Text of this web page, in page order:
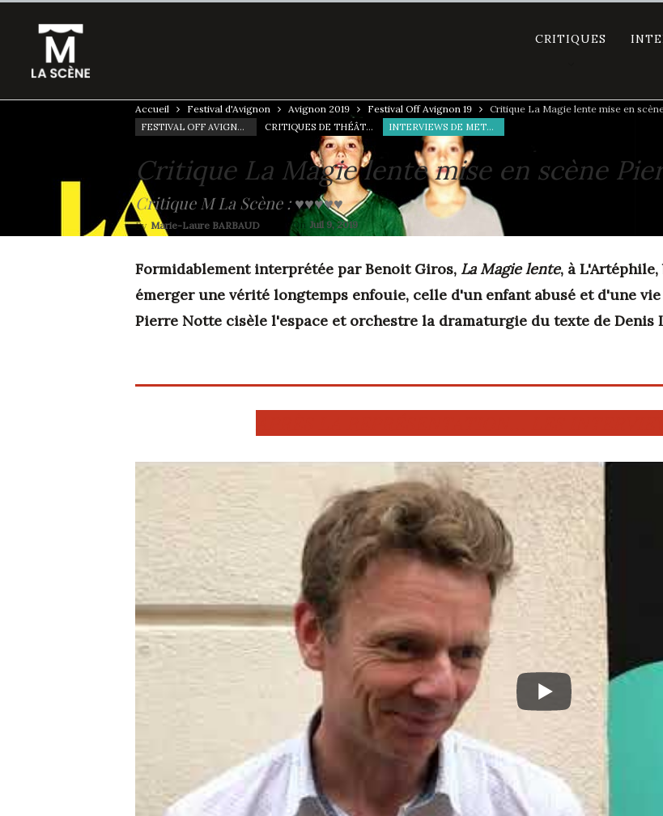
CRITIQUES
Accueil Festival d'Avignon Avignon 2019 Festival Off Avignon 19 Critique La Magie lente mise en
FESTIVAL OFF AVIGNON 19 CRITIQUES DE THÉÂTRE INTERVIEWS DE METTEURS EN SCÈNE
Critique La Magie lente mise en scène
Critique M La Scène : ♥♥♥♥♥
By Marie-Laure BARBAUD On Juil 9, 2019
Formidablement interprétée par Benoit Giros, La Magie lente, à
émerger une vérité longtemps enfouie, celle d'un enfant abusé et d'une vie
Pierre Notte cisèle l'espace et orchestre la dramaturgie du texte de Denis